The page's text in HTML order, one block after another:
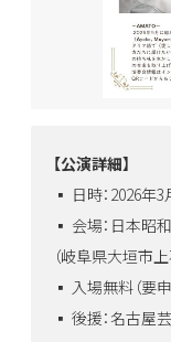
【公演詳細】
▪️ 日時：2026年
▪️ 会場：日本昭
（岐阜県大垣市
▪️ 入場無料（要申
▪️ 後援：名古